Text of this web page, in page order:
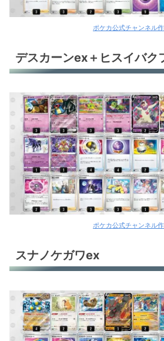
オリジンディアルガV
テツノブジンex
アマージョex
サーフゴーex
環境デッキレシピまとめ
ポケカ公式チャンネル
デスカーンex＋ヒスイバク
ポケカ公式チャンネル
スナノケガワex